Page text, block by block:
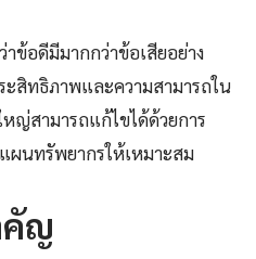
าข้อดีมีมากกว่าข้อเสียอย่าง
ะสิทธิภาพและความสามารถใน
ญ่สามารถแก้ไขได้ด้วยการ
ผนทรัพยากรให้เหมาะสม
คัญ